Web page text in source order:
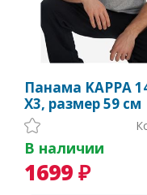
Панама KAPPA
X3, размер 59 см
В наличии
1699 ₽